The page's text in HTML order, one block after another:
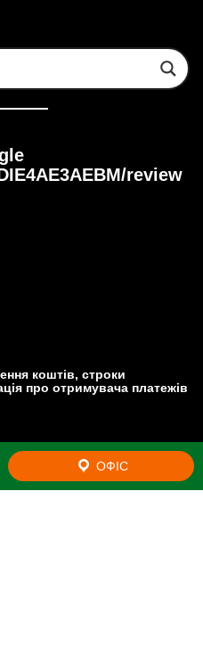
review
коштів, строки
про отримувача платежів
ОФІС